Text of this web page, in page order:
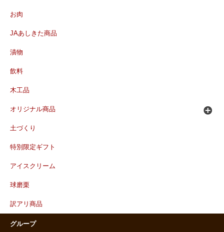
お肉
JAあしきた商品
漬物
飲料
木工品
オリジナル商品
土づくり
特別限定ギフト
アイスクリーム
球磨栗
訳アリ商品
グループ